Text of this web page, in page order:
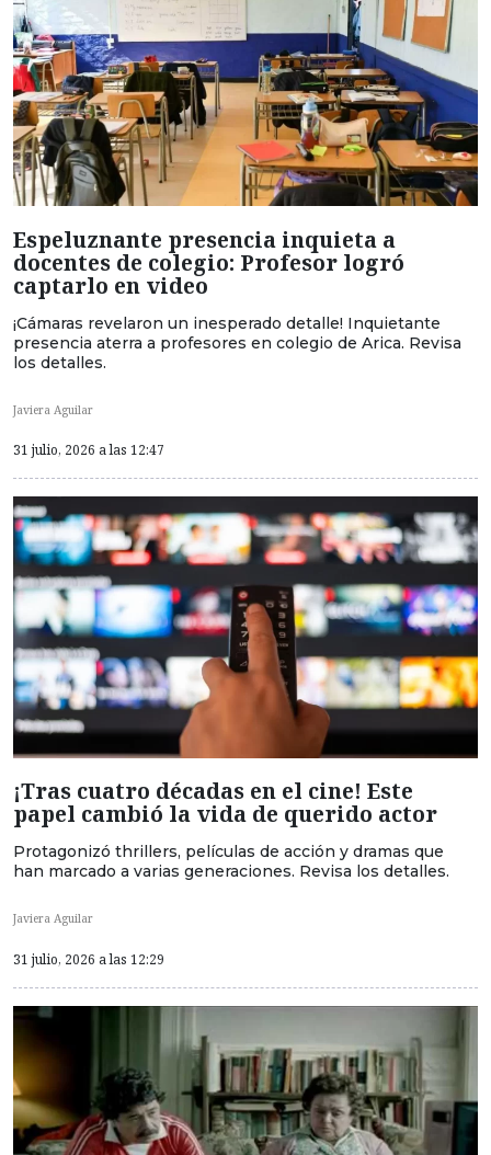
Espeluznante presencia inquieta a
docentes de colegio: Profesor logró
captarlo en video
¡Cámaras revelaron un inesperado detalle! Inquietante
presencia aterra a profesores en colegio de Arica. Revisa
los detalles.
Javiera Aguilar
31 julio, 2026 a las 12:47
¡Tras cuatro décadas en el cine! Este
papel cambió la vida de querido actor
Protagonizó thrillers, películas de acción y dramas que
han marcado a varias generaciones. Revisa los detalles.
Javiera Aguilar
31 julio, 2026 a las 12:29